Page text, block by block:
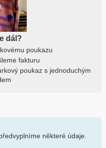
dál?
poukazu
fakturu
poukaz s jednoduchým
některé údaje.